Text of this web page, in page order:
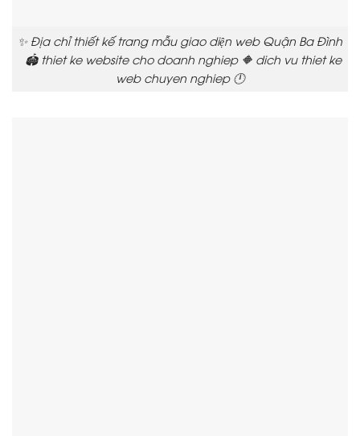
✨ Địa chỉ thiết kế trang mẫu giao diện web Quận Ba Đình
🏟️ thiet ke website cho doanh nghiep 🔶 dich vu thiet ke
web chuyen nghiep 🕛